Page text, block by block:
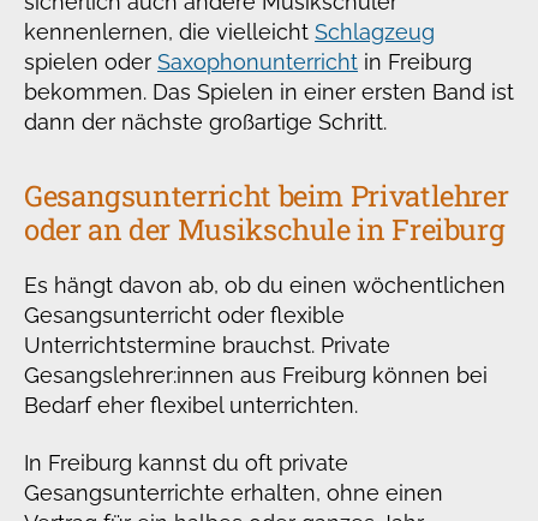
kennenlernen, die vielleicht Schlagzeug
spielen oder Saxophonunterricht in Freiburg
bekommen. Das Spielen in einer ersten Band ist
dann der nächste großartige Schritt.
Gesangsunterricht beim Privatlehrer
oder an der Musikschule in Freiburg
Es hängt davon ab, ob du einen wöchentlichen
Gesangsunterricht oder flexible
Unterrichtstermine brauchst. Private
Gesangslehrer:innen aus Freiburg können bei
Bedarf eher flexibel unterrichten.
In Freiburg kannst du oft private
Gesangsunterrichte erhalten, ohne einen